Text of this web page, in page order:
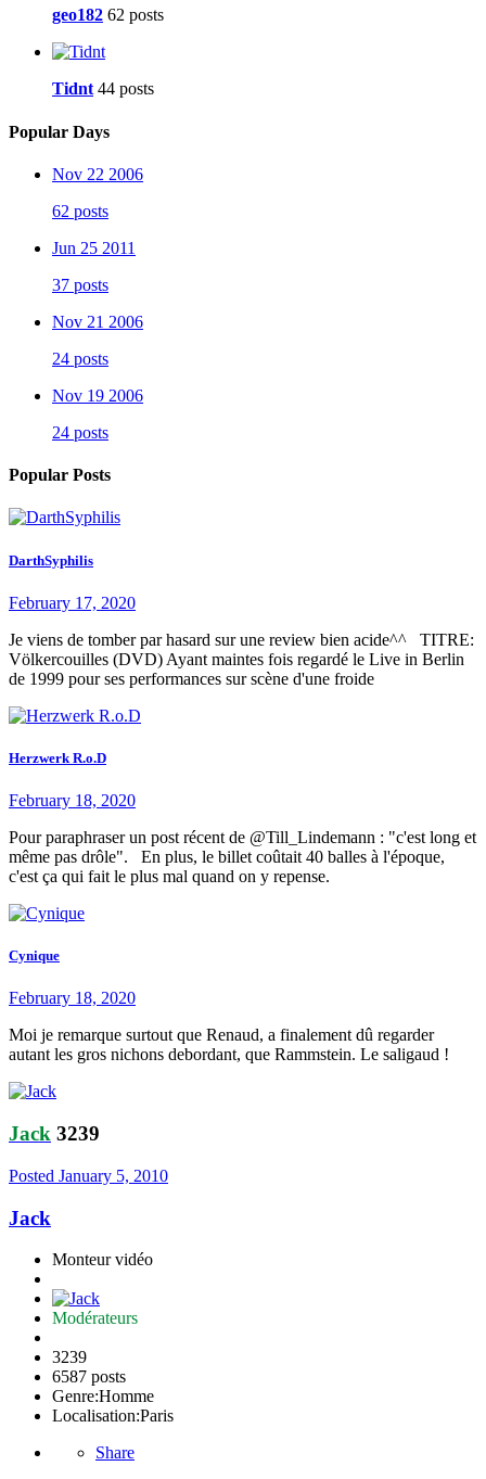
geo182 62 posts
Tidnt 44 posts
Popular Days
Nov 22 2006
62 posts
Jun 25 2011
37 posts
Nov 21 2006
24 posts
Nov 19 2006
24 posts
Popular Posts
DarthSyphilis
February 17, 2020
Je viens de tomber par hasard sur une review bien acide^^ TITRE:
Völkercouilles (DVD) Ayant maintes fois regardé le Live in Berlin
de 1999 pour ses performances sur scène d'une froide
Herzwerk R.o.D
February 18, 2020
Pour paraphraser un post récent de @Till_Lindemann : "c'est long et
même pas drôle". En plus, le billet coûtait 40 balles à l'époque,
c'est ça qui fait le plus mal quand on y repense.
Cynique
February 18, 2020
Moi je remarque surtout que Renaud, a finalement dû regarder
autant les gros nichons debordant, que Rammstein. Le saligaud !
Jack 3239
Posted January 5, 2010
Jack
Monteur vidéo
Modérateurs
3239
6587 posts
Genre:Homme
Localisation:Paris
Share